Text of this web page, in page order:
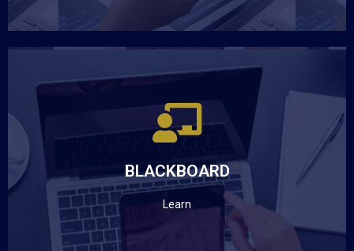
BLACKBOARD
Learn
BLACKBOARD
Haz clic aquí